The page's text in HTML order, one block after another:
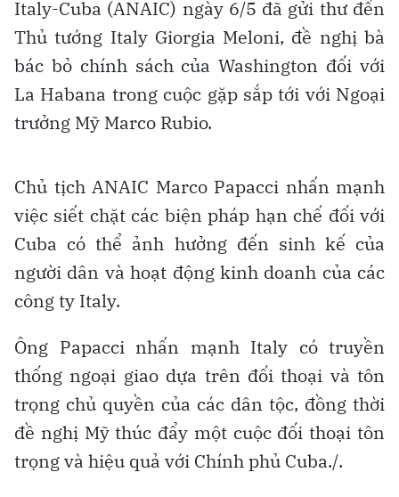
Italy-Cuba (ANAIC) ngày 6/5 đã gửi thư đến
Thủ tướng Italy Giorgia Meloni, đề nghị bà
bác bỏ chính sách của Washington đối với
La Habana trong cuộc gặp sắp tới với Ngoại
trưởng Mỹ Marco Rubio.
Chủ tịch ANAIC Marco Papacci nhấn mạnh
việc siết chặt các biện pháp hạn chế đối với
Cuba có thể ảnh hưởng đến sinh kế của
người dân và hoạt động kinh doanh của các
công ty Italy.
Ông Papacci nhấn mạnh Italy có truyền
thống ngoại giao dựa trên đối thoại và tôn
trọng chủ quyền của các dân tộc, đồng thời
đề nghị Mỹ thúc đẩy một cuộc đối thoại tôn
trọng và hiệu quả với Chính phủ Cuba./.